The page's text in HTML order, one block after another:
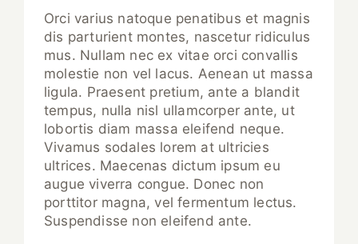
Orci varius natoque penatibus et magnis
dis parturient montes, nascetur ridiculus
mus. Nullam nec ex vitae orci convallis
molestie non vel lacus. Aenean ut massa
ligula. Praesent pretium, ante a blandit
tempus, nulla nisl ullamcorper ante, ut
lobortis diam massa eleifend neque.
Vivamus sodales lorem at ultricies
ultrices. Maecenas dictum ipsum eu
augue viverra congue. Donec non
porttitor magna, vel fermentum lectus.
Suspendisse non eleifend ante.